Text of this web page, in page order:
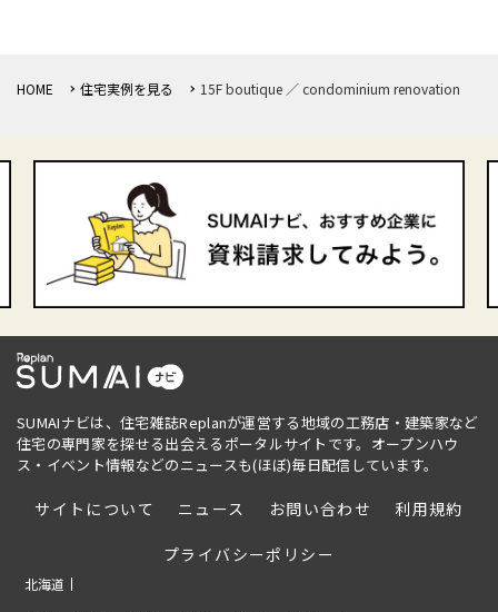
HOME 住宅実例を見る 15F boutique ／ condominium renovation
SUMAIナビは、住宅雑誌Replanが運営する地域の工務店・建築家など
住宅の専門家を探せる出会えるポータルサイトです。オープンハウ
ス・イベント情報などのニュースも(ほぼ)毎日配信しています。
サイトについて ニュース お問い合わせ 利用規約
プライバシーポリシー
北海道